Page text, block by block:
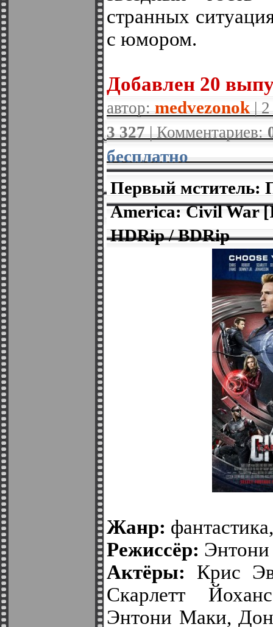
странных
с юмором.
Добавлен 20
автор: medvezonok |
3 327| Комментариев:
бесплатно
Первый мститель:
America: Civil War
HDRip / BDRip
Жанр:
Режиссёр:
Актёры: Крис
Скарлетт
Энтони Маки,